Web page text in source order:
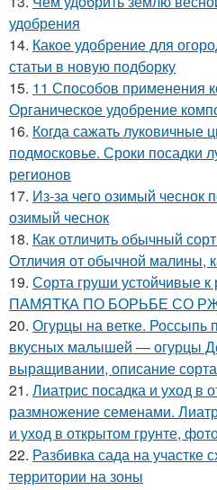
удобрения
14. Какое удобрение для
статьи в новую подборку
15. 11 Способов применения
Органическое удобрение
16. Когда сажать луковичные
подмосковье. Сроки посадки
регионов
17. Из-за чего озимый чеснок
озимый чеснок
18. Как отличить обычный
Отличия от обычной малины,
19. Сорта груши устойчивые
ПАМЯТКА ПО БОРЬБЕ СО
20. Огурцы на ветке. Россыпь
вкусных малышей — огурцы
выращивании, описание сорта
21. Лиатрис посадка и уход в
размножение семенами.
и уход в открытом грунте,
22. Разбивка сада на участке
территории на зоны